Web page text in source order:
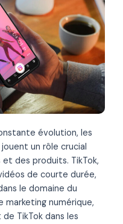
évolution, les
un rôle crucial
des produits. TikTok,
de courte durée,
le domaine du
marketing numérique,
TikTok dans les